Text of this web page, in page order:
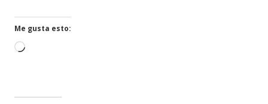
Me gusta esto:
Cargando...